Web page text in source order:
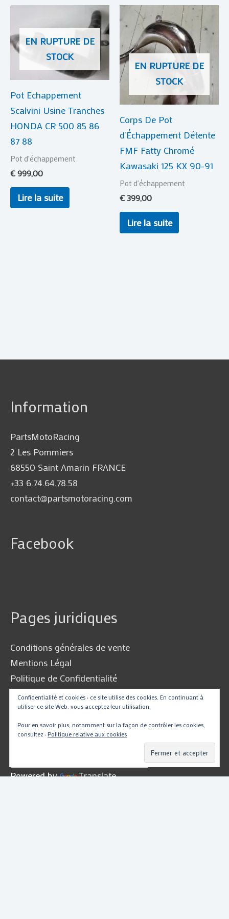
EN RUPTURE DE
STOCK
Pot Echappement
Scalvini Usine Tranches
HONDA CR 500 85 86
87 88
Pot d'échappement
€999,00
Lire la suite
EN RUPTURE DE
STOCK
Corps De Pot
d’Échappement Détente
FMF Fatty Chromé
Kawasaki 125 KX 90-91
Pot d'échappement
€ 399,00
Lire la suite
Information
PartsMotoRacing
2 Les Pommiers
68550 Saint Amarin FRANCE
+33 6.74.64.78.58
contact@partsmotoracing.com
Facebook
Pages juridiques
Conditions générales de vente
Mentions Légal
Politique de Confidentialité
Traduire
Powered by Translate
Confidentialité et cookies : ce site utilise des cookies. En continuant à
utiliser ce site Web, vous acceptez leur utilisation.
Pour en savoir plus, notamment sur la façon de contrôler les cookies,
consultez :Politique relative aux cookies